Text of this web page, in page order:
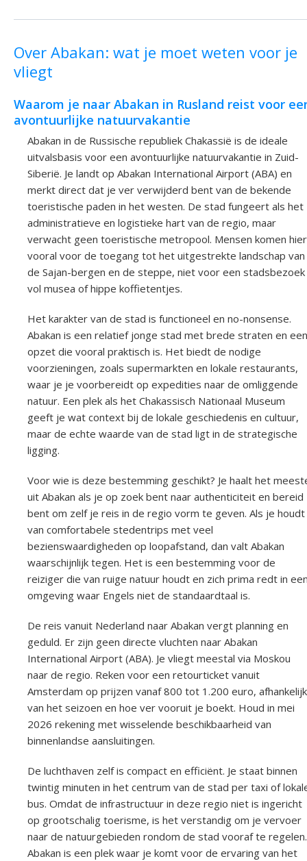
Over Abakan: wat je moet weten voor je
vliegt
Waarom je naar Abakan in Rusland reist voor
avontuurlijke natuurvakantie
Abakan in de Russische republiek Chakassië is de ideale
uitvalsbasis voor een avontuurlijke natuurvakantie in Zuid-
Siberië. Je landt op Abakan International Airport (ABA) en
merkt direct dat je ver verwijderd bent van de bekende
toeristische paden in het westen. De stad fungeert als het
administratieve en logistieke hart van de regio, maar
verwacht geen toeristische metropool. Mensen komen hier
vooral voor de toegang tot het uitgestrekte landschap van
de Sajan-bergen en de steppe, niet voor een stadsbezoek
vol musea of hippe koffietentjes.
Het karakter van de stad is functioneel en no-nonsense.
Abakan is een relatief jonge stad met brede straten en een
opzet die vooral praktisch is. Het biedt de nodige
voorzieningen, zoals supermarkten en lokale restaurants,
waar je je voorbereidt op expedities naar de omliggende
natuur. Een plek als het Chakassisch Nationaal Museum
geeft je wat context bij de lokale geschiedenis en cultuur,
maar de echte waarde van de stad ligt in de strategische
ligging.
Voor wie is deze bestemming geschikt? Je haalt het
uit Abakan als je op zoek bent naar authenticiteit en bereid
bent om zelf je reis in de regio vorm te geven. Als je houdt
van comfortabele stedentrips met veel
bezienswaardigheden op loopafstand, dan valt Abakan
waarschijnlijk tegen. Het is een bestemming voor de
reiziger die van ruige natuur houdt en zich prima redt in
omgeving waar Engels niet de standaardtaal is.
De reis vanuit Nederland naar Abakan vergt planning en
geduld. Er zijn geen directe vluchten naar Abakan
International Airport (ABA). Je vliegt meestal via Moskou
naar de regio. Reken voor een retourticket vanuit
Amsterdam op prijzen vanaf 800 tot 1.200 euro, afhankelijk
van het seizoen en hoe ver vooruit je boekt. Houd in mei
2026 rekening met wisselende beschikbaarheid van
binnenlandse aansluitingen.
De luchthaven zelf is compact en efficiënt. Je staat binnen
twintig minuten in het centrum van de stad per taxi of
bus. Omdat de infrastructuur in deze regio niet is ingericht
op grootschalig toerisme, is het verstandig om je vervoer
naar de natuurgebieden rondom de stad vooraf te regelen.
Abakan is een plek waar je komt voor de ervaring van het